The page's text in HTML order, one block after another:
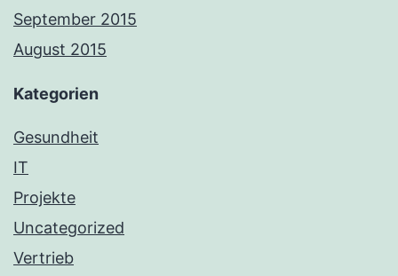
September 2015
August 2015
Kategorien
Gesundheit
IT
Projekte
Uncategorized
Vertrieb